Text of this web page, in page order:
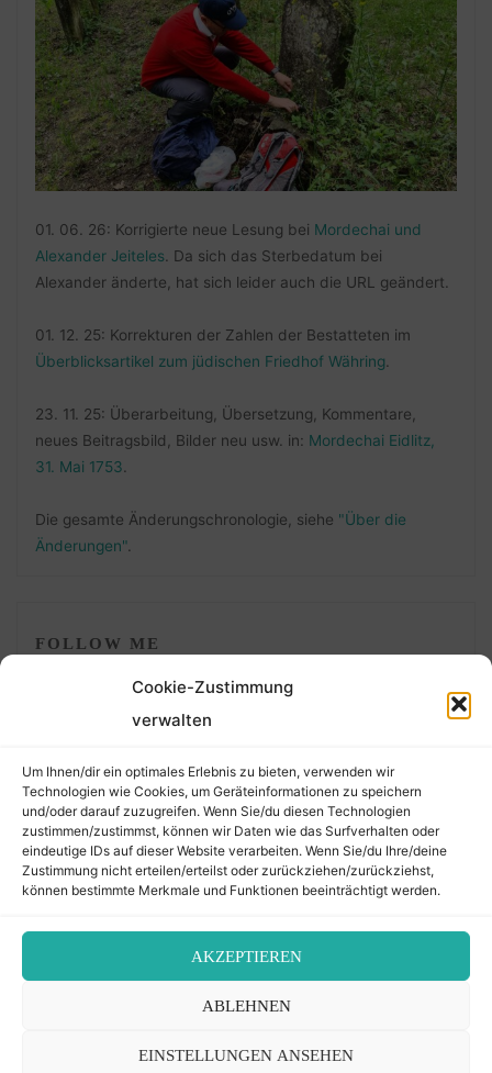
Cookie-Zustimmung
verwalten
Um Ihnen/dir ein optimales Erlebnis zu bieten, verwenden wir
Technologien wie Cookies, um Geräteinformationen zu speichern
und/oder darauf zuzugreifen. Wenn Sie/du diesen Technologien
zustimmen/zustimmst, können wir Daten wie das Surfverhalten oder
eindeutige IDs auf dieser Website verarbeiten. Wenn Sie/du Ihre/deine
Zustimmung nicht erteilen/erteilst oder zurückziehen/zurückziehst,
können bestimmte Merkmale und Funktionen beeinträchtigt werden.
AKZEPTIEREN
ABLEHNEN
EINSTELLUNGEN ANSEHEN
01. 06. 26: Korrigierte neue Lesung bei Mordechai und
Alexander Jeiteles . Da sich das Sterbedatum bei
Alexander änderte, hat sich leider auch die URL geändert.
01. 12. 25: Korrekturen der Zahlen der Bestatteten im
Überblicksartikel zum jüdischen Friedhof Währing
23. 11. 25: Überarbeitung, Übersetzung, Kommentare,
neues Beitragsbild, Bilder neu usw. in: Mordechai Eidlitz,
31. Mai 1753
Die gesamte Änderungschronologie, siehe "Über die
Änderungen".
FOLLOW ME
©2026 Der Transkribierer
Kontakt / Impressum
Cookie-Richtlinie (EU)
Back
to